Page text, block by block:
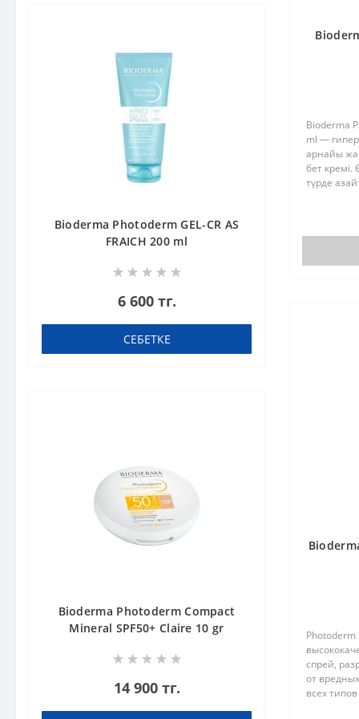
Bioderma Photoderm GEL-CR AS
FRAICH 200 ml
6 600 тг.
СЕБЕТКЕ
Bioderma Photoderm Compact
Mineral SPF50+ Claire 10 gr
14 900 тг.
Bioderma
ml —
арнайы
бет кремі.
түрде
Photoderm
спрей,
от
всех